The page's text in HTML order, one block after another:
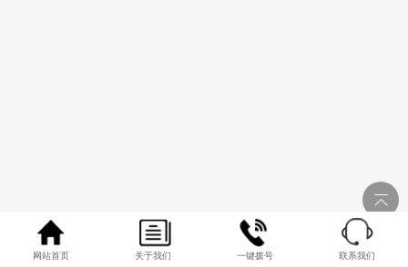
网站首页 关于我们 一键拨号 联系我们